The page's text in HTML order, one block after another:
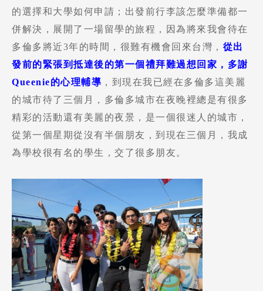
的選擇和大學如何申請；出發前行李該怎麼準備都一
併解決，展開了一場留學的旅程，因為將來我會待在
多倫多將近3年的時間，很難有機會回來台灣， 從出
發前的緊張到抵達後的第一個禮拜難過想回家，多謝
Queenie的心理輔導 ，到現在我已經在多倫多這美麗
的城市待了三個月，多倫多城市在夜晚裡總是有很多
精彩的活動還有美麗的夜景，是一個很迷人的城市，
從第一個星期從沒有半個朋友，到現在三個月，我成
為學校很有名的學生，交了很多朋友。